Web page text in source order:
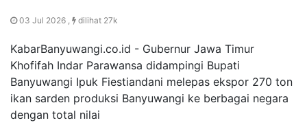
03 Jul 2026 , dilihat 27k
KabarBanyuwangi.co.id - Gubernur Jawa Timur
Khofifah Indar Parawansa didampingi Bupati
Banyuwangi Ipuk Fiestiandani melepas ekspor 270 ton
ikan sarden produksi Banyuwangi ke berbagai negara
dengan total nilai